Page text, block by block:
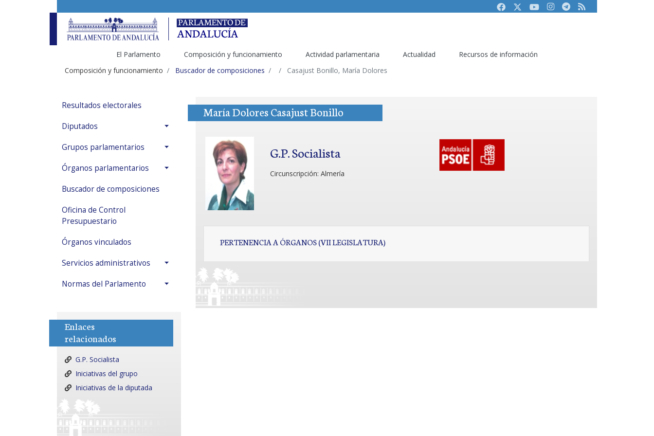
FacebookTwitterYoutubeInstagram
Telegram
RSS
El Parlamento Composición y funcionamiento Actividad parlamentaria Actualidad
Recursos de información
Composición y funcionamiento
Buscador de composiciones Casajust Bonillo, María Dolores
Resultados electorales
Diputados
Grupos parlamentarios
Órganos parlamentarios
Buscador de composiciones
Oficina de Control
Presupuestario
Órganos vinculados
Servicios administrativos
Normas del Parlamento
Enlaces
relacionados
G.P. Socialista
Iniciativas del grupo
Iniciativas de la diputada
María Dolores Casajust Bonillo
G.P. Socialista
Circunscripción: Almería
PERTENENCIA A ÓRGANOS (VII LEGISLATURA)